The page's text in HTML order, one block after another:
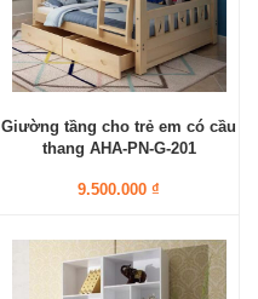
Giường tầng cho trẻ em có cầu
thang AHA-PN-G-201
9.500.000 ₫